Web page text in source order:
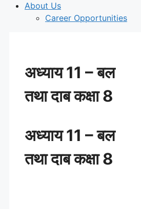
About Us
Career Opportunities
अध्याय 11 – बल
तथा दाब कक्षा 8
अध्याय 11 – बल
तथा दाब कक्षा 8